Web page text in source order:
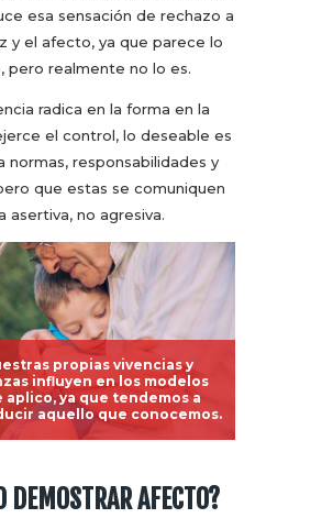
esa sensación de rechazo a
y el afecto, ya que parece lo
pero realmente no lo es.
radica en la forma en la
el control, lo deseable es
normas, responsabilidades y
que estas se comuniquen
asertiva, no agresiva.
propias vivencias y
influyen en los modelos
aplico, ya que tendemos a
aquello que conocemos.
DEMOSTRAR AFECTO?